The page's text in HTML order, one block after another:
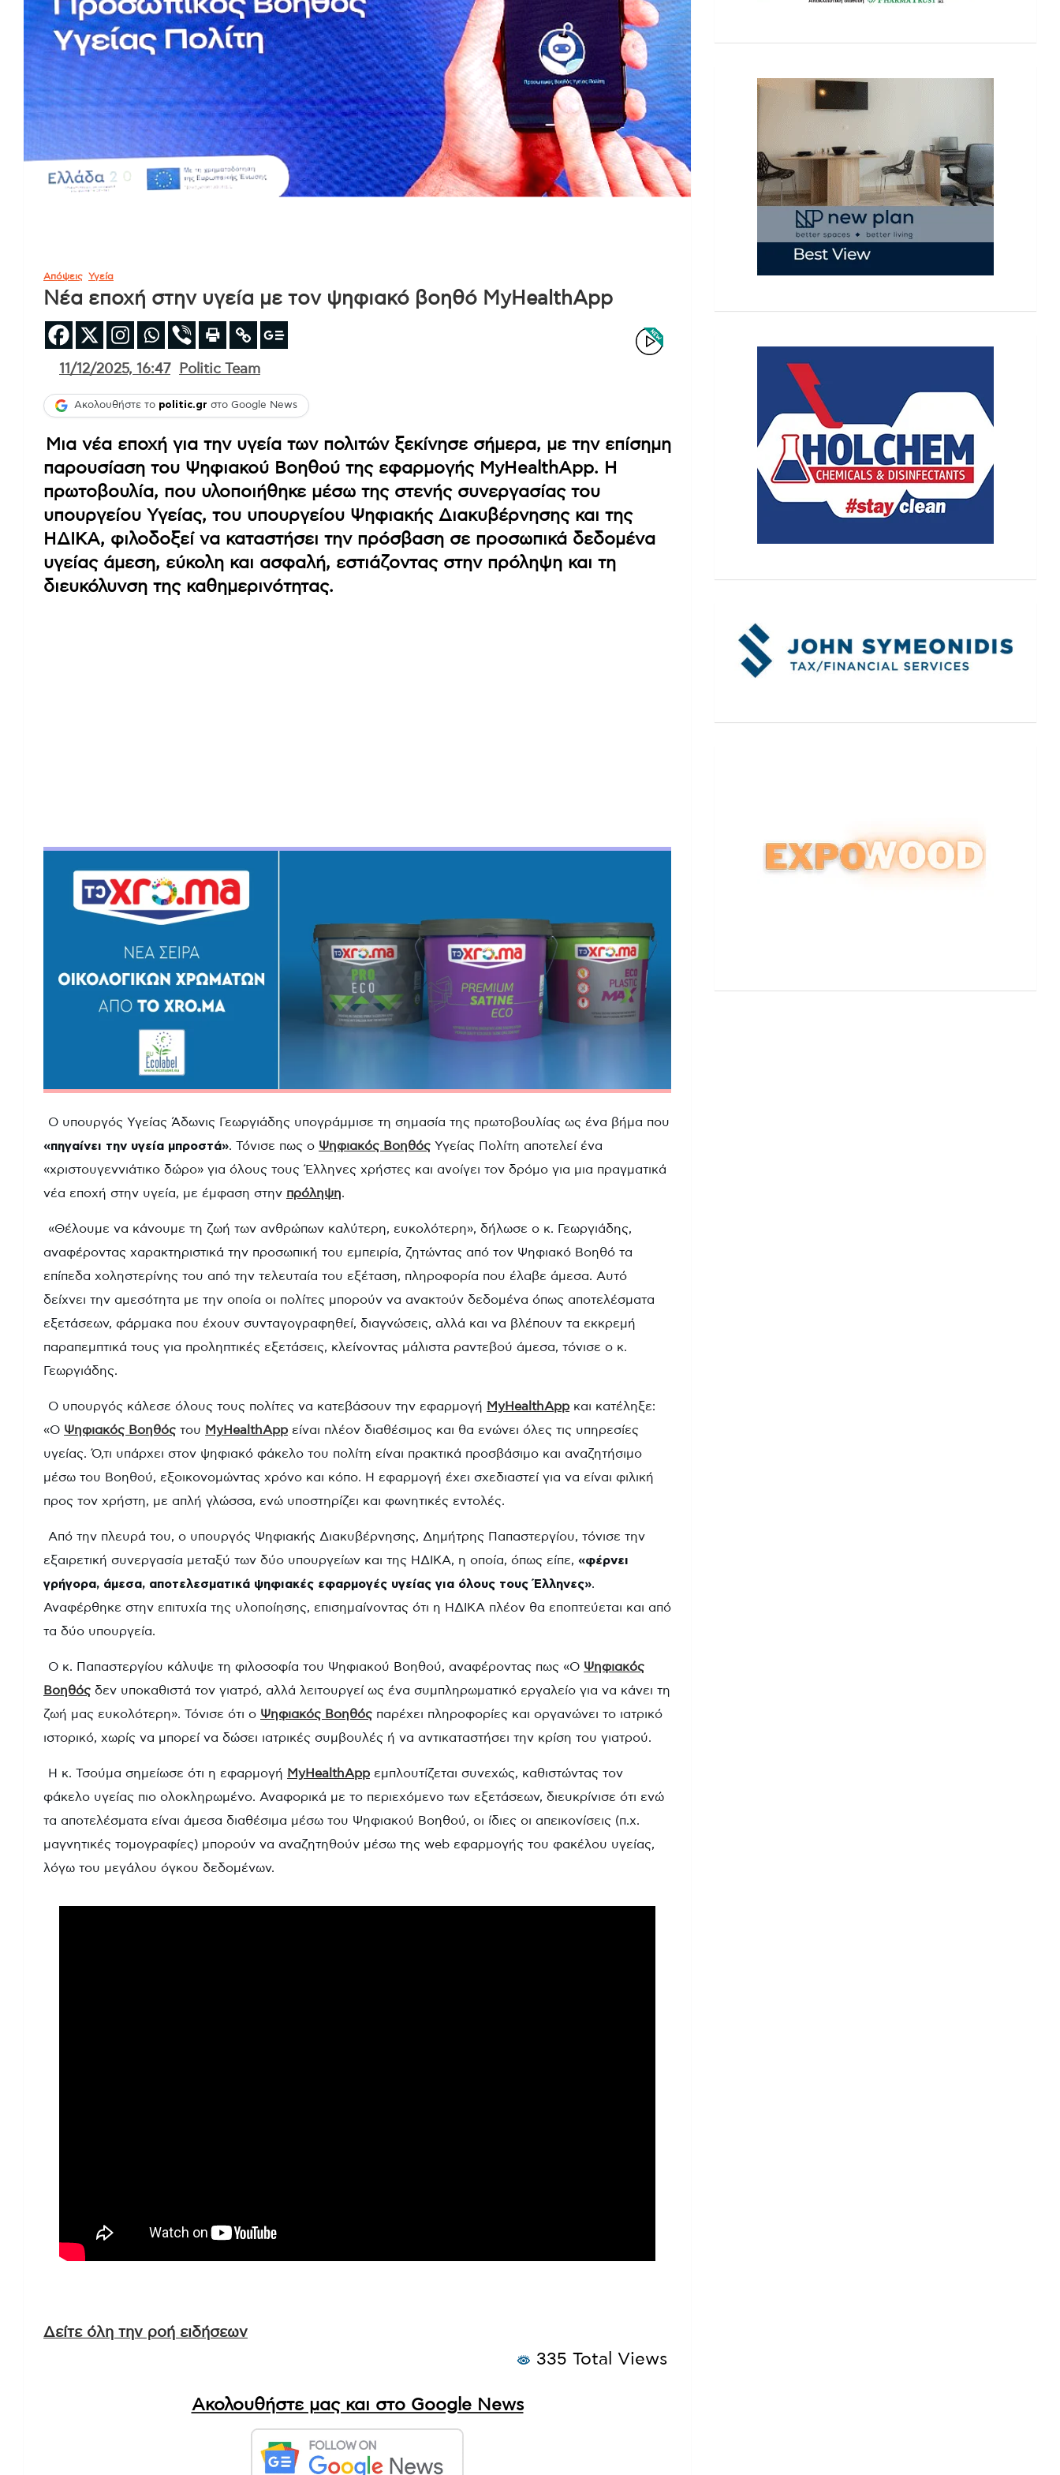
Απόψεις Υγεία
Νέα εποχή στην υγεία με τον ψηφιακό βοηθό MyHealthApp
11/12/2025, 16:47 Politic Team
Ακολουθήστε το politic.gr στο Google News
Μια νέα εποχή για την υγεία των πολιτών ξεκίνησε σήμερα, με την επίσημη
παρουσίαση του Ψηφιακού Βοηθού της εφαρμογής MyHealthApp. Η
πρωτοβουλία, που υλοποιήθηκε μέσω της στενής συνεργασίας του
υπουργείου Υγείας, του υπουργείου Ψηφιακής Διακυβέρνησης και της
ΗΔΙΚΑ, φιλοδοξεί να καταστήσει την πρόσβαση σε προσωπικά δεδομένα
υγείας άμεση, εύκολη και ασφαλή, εστιάζοντας στην πρόληψη και τη
διευκόλυνση της καθημερινότητας.
Ο υπουργός Υγείας Άδωνις Γεωργιάδης υπογράμμισε τη σημασία της πρωτοβουλίας ως ένα βήμα που
«πηγαίνει την υγεία μπροστά». Τόνισε πως ο Ψηφιακός Βοηθός Υγείας Πολίτη αποτελεί ένα
«χριστουγεννιάτικο δώρο» για όλους τους Έλληνες χρήστες και ανοίγει τον δρόμο για μια πραγματικά
νέα εποχή στην υγεία, με έμφαση στην πρόληψη.
«Θέλουμε να κάνουμε τη ζωή των ανθρώπων καλύτερη, ευκολότερη», δήλωσε ο κ. Γεωργιάδης,
αναφέροντας χαρακτηριστικά την προσωπική του εμπειρία, ζητώντας από τον Ψηφιακό Βοηθό τα
επίπεδα χοληστερίνης του από την τελευταία του εξέταση, πληροφορία που έλαβε άμεσα. Αυτό
δείχνει την αμεσότητα με την οποία οι πολίτες μπορούν να ανακτούν δεδομένα όπως αποτελέσματα
εξετάσεων, φάρμακα που έχουν συνταγογραφηθεί, διαγνώσεις, αλλά και να βλέπουν τα εκκρεμή
παραπεμπτικά τους για προληπτικές εξετάσεις, κλείνοντας μάλιστα ραντεβού άμεσα, τόνισε ο κ.
Γεωργιάδης.
Ο υπουργός κάλεσε όλους τους πολίτες να κατεβάσουν την εφαρμογή MyHealthApp και κατέληξε:
«Ο Ψηφιακός Βοηθός του MyHealthApp είναι πλέον διαθέσιμος και θα ενώνει όλες τις υπηρεσίες
υγείας. Ό,τι υπάρχει στον ψηφιακό φάκελο του πολίτη είναι πρακτικά προσβάσιμο και αναζητήσιμο
μέσω του Βοηθού, εξοικονομώντας χρόνο και κόπο. Η εφαρμογή έχει σχεδιαστεί για να είναι φιλική
προς τον χρήστη, με απλή γλώσσα, ενώ υποστηρίζει και φωνητικές εντολές.
Από την πλευρά του, ο υπουργός Ψηφιακής Διακυβέρνησης, Δημήτρης Παπαστεργίου, τόνισε την
εξαιρετική συνεργασία μεταξύ των δύο υπουργείων και της ΗΔΙΚΑ, η οποία, όπως είπε, «φέρνει
γρήγορα, άμεσα, αποτελεσματικά ψηφιακές εφαρμογές υγείας για όλους τους Έλληνες».
Αναφέρθηκε στην επιτυχία της υλοποίησης, επισημαίνοντας ότι η ΗΔΙΚΑ πλέον θα εποπτεύεται και από
τα δύο υπουργεία.
Ο κ. Παπαστεργίου κάλυψε τη φιλοσοφία του Ψηφιακού Βοηθού, αναφέροντας πως «Ο Ψηφιακός
Βοηθός δεν υποκαθιστά τον γιατρό, αλλά λειτουργεί ως ένα συμπληρωματικό εργαλείο για να κάνει τη
ζωή μας ευκολότερη». Τόνισε ότι ο Ψηφιακός Βοηθός παρέχει πληροφορίες και οργανώνει το ιατρικό
ιστορικό, χωρίς να μπορεί να δώσει ιατρικές συμβουλές ή να αντικαταστήσει την κρίση του γιατρού.
Η κ. Τσούμα σημείωσε ότι η εφαρμογή MyHealthApp εμπλουτίζεται συνεχώς, καθιστώντας τον
φάκελο υγείας πιο ολοκληρωμένο. Αναφορικά με το περιεχόμενο των εξετάσεων, διευκρίνισε ότι ενώ
τα αποτελέσματα είναι άμεσα διαθέσιμα μέσω του Ψηφιακού Βοηθού, οι ίδιες οι απεικονίσεις (π.χ.
μαγνητικές τομογραφίες) μπορούν να αναζητηθούν μέσω της web εφαρμογής του φακέλου υγείας,
λόγω του μεγάλου όγκου δεδομένων.
Δείτε όλη την ροή ειδήσεων
335 Total Views
Ακολουθήστε μας και στο Google News